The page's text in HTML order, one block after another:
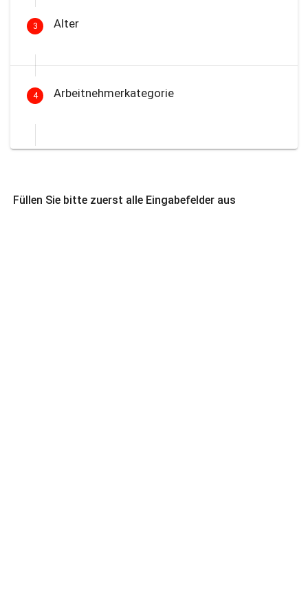
3 Alter
4 Arbeitnehmerkategorie
Füllen Sie bitte zuerst alle Eingabefelder aus